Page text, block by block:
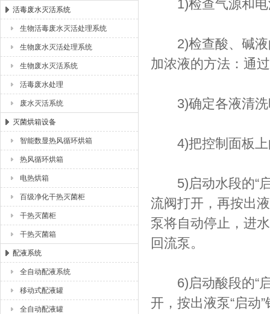
活毒废水灭活系统
生物活毒废水灭活处理系统
生物废水灭活处理系统
生物废水灭活系统
活毒废水处理
废水灭活系统
灭菌烘箱设备
智能数显热风循环烘箱
热风循环烘箱
电热烘箱
百级净化干热灭菌柜
干热灭菌柜
干热灭菌箱
配液系统
全自动配液系统
移动式配液罐
全自动配液罐
1)检查气源和电
2)检查酸、碱液
加浓液的方法：通
3)确定各液清洗
4)把控制面板上的
5)启动水段的“启
流阀打开，再按出
泵将自动停止，进
回流泵。
6)启动酸段的“启
开，按出液泵“启动